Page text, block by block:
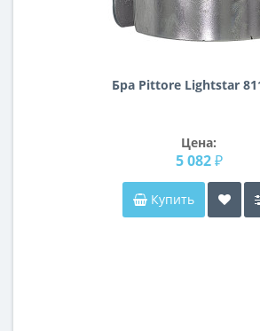
Бра Pittore Lightstar
Цена:
5 082 ₽
Купить